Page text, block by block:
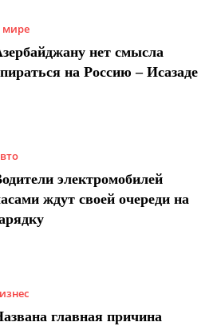
мире
нет смысла
на Россию – Исазаде
электромобилей
ждут своей очереди на
главная причина